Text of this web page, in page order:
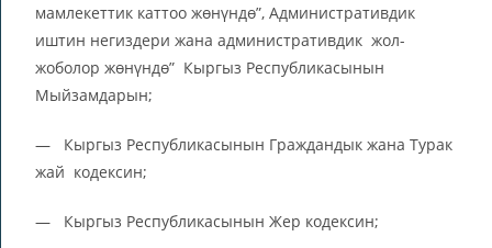
мамлекеттик каттоо жөнүндө”, Административдик
иштин негиздери жана административдик жол-
жоболор жөнүндө” Кыргыз Республикасынын
Мыйзамдарын;
— Кыргыз Республикасынын Граждандык жана Турак
жай кодексин;
— Кыргыз Республикасынын Жер кодексин;